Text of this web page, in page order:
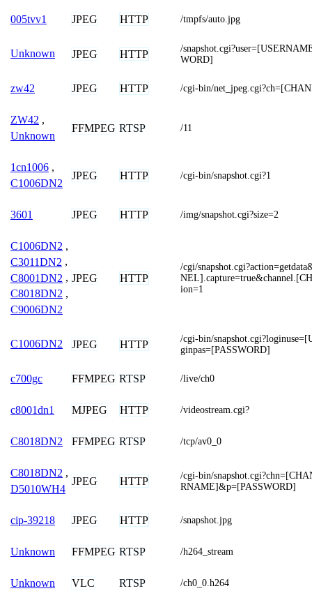
005tvv1 JPEG HTTP /tmpfs/auto.jpg
Unknown JPEG HTTP
/
WORD]
zw42 JPEG HTTP /cgi-bin/
ZW42 ,
Unknown
FFMPEG RTSP /11
1cn1006 ,
C1006DN2
JPEG HTTP /cgi-bin/snapshot.cgi?1
3601 JPEG HTTP /img/snapshot.cgi?size=2
C1006DN2 ,
C3011DN2 ,
C8001DN2 ,
C8018DN2 ,
C9006DN2
JPEG HTTP
/cgi/
ion=1
C1006DN2 JPEG HTTP
/cgi-bin/
ginpas=[PASSWORD]
c700gc FFMPEG RTSP /live/ch0
c8001dn1 MJPEG HTTP /videostream.cgi?
C8018DN2 FFMPEG RTSP /tcp/av0_0
C8018DN2 ,
D5010WH4
JPEG HTTP
/cgi-bin/
RNAME]&p=[PASSWORD]
cip-39218 JPEG HTTP /snapshot.jpg
Unknown FFMPEG RTSP /h264_stream
Unknown VLC RTSP /ch0_0.h264